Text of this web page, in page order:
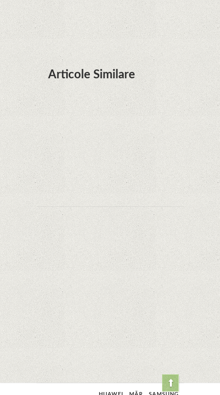
şi e mai curând decât credeam; Are cameră
telephoto cu zoom optic variabil
Articole Similare